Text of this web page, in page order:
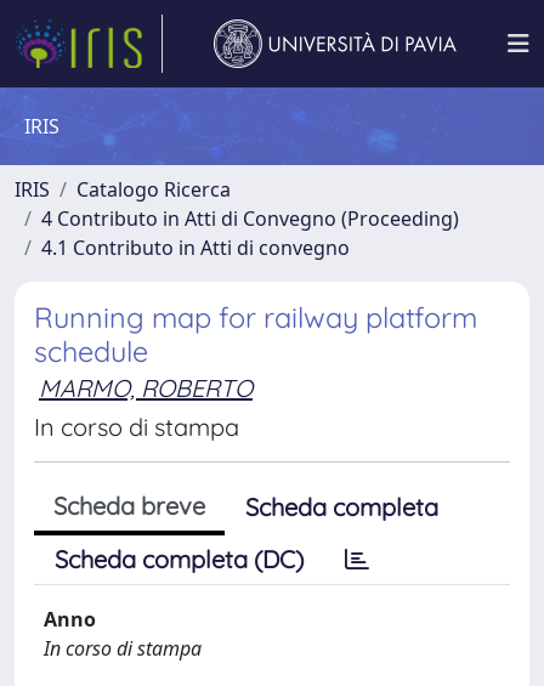
IRIS
IRIS
Catalogo Ricerca
4 Contributo in Atti di Convegno (Proceeding)
4.1 Contributo in Atti di convegno
Running map for railway platform
schedule
MARMO, ROBERTO
In corso di stampa
Scheda breve
Scheda completa
Scheda completa (DC)
Anno
In corso di stampa